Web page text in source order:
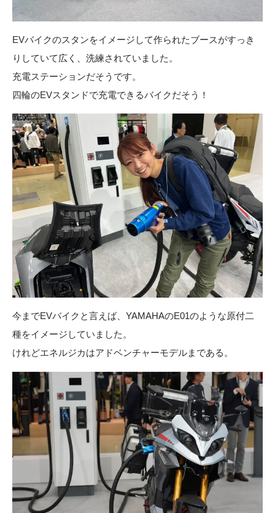
EVバイクのスタンをイメージして作られたブースがすっき
りしていて広く、洗練されていました。
充電ステーションだそうです。
四輪のEVスタンドで充電できるバイクだそう！
今までEVバイクと言えば、YAMAHAのE01のような原付二
種をイメージしていました。
けれどエネルジカはアドベンチャーモデルまである。